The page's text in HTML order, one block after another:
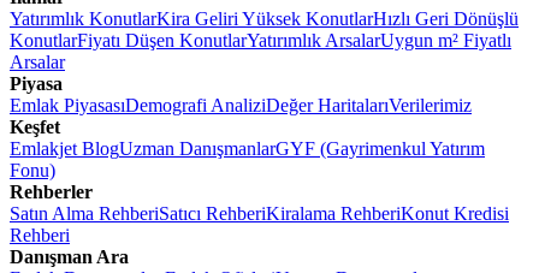
Yatırımlık KonutlarKira Geliri Yüksek KonutlarHızlı Geri Dönüşlü
KonutlarFiyatı Düşen KonutlarYatırımlık ArsalarUygun m² Fiyatlı
Arsalar
Piyasa
Emlak PiyasasıDemografi AnaliziDeğer HaritalarıVerilerimiz
Keşfet
Emlakjet BlogUzman DanışmanlarGYF (Gayrimenkul Yatırım
Fonu)
Rehberler
Satın Alma RehberiSatıcı RehberiKiralama RehberiKonut Kredisi
Rehberi
Danışman Ara